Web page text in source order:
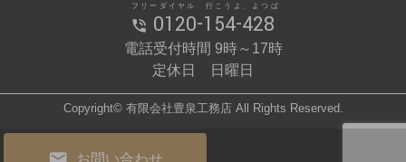
お問い合わせ
0120-154-428
フリーダイヤル 行こうよ、よつば
電話受付時間 9時～17時
定休日 日曜日
Copyright© 有限会社豊泉工務店 All Rights Reserved.